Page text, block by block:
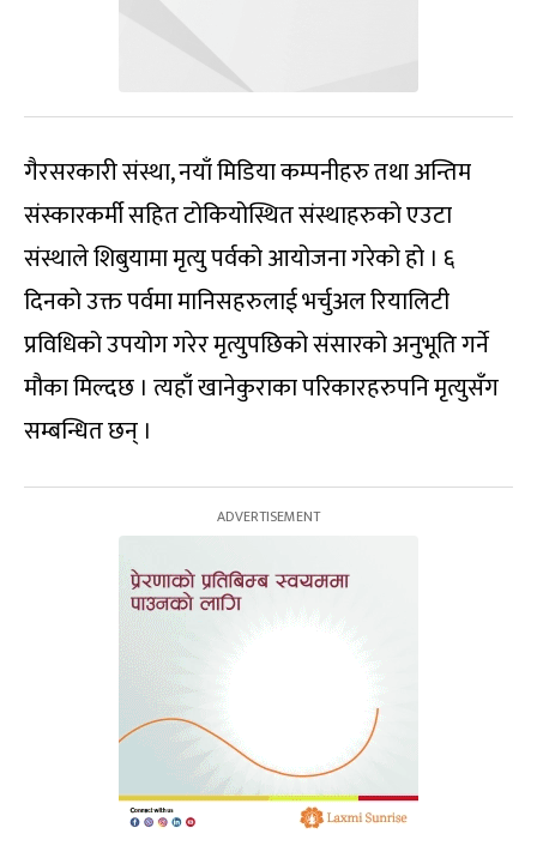
गैरसरकारी संस्था, नयाँ मिडिया कम्पनीहरु तथा अन्तिम
संस्कारकर्मी सहित टोकियोस्थित संस्थाहरुको एउटा
संस्थाले शिबुयामा मृत्यु पर्वको आयोजना गरेको हो । ६
दिनको उक्त पर्वमा मानिसहरुलाई भर्चुअल रियालिटी
प्रविधिको उपयोग गरेर मृत्युपछिको संसारको अनुभूति गर्ने
मौका मिल्दछ । त्यहाँ खानेकुराका परिकारहरुपनि मृत्युसँग
सम्बन्धित छन् ।